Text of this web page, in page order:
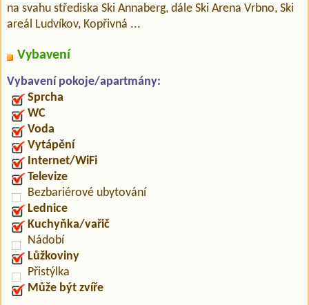
na svahu střediska Ski Annaberg, dále Ski Arena Vrbno, Ski
areál Ludvíkov, Kopřivná ...
Vybavení
Vybavení pokoje/apartmány:
Sprcha
WC
Voda
Vytápění
Internet/WiFi
Televize
Bezbariérové ubytování
Lednice
Kuchyňka/vařič
Nádobí
Lůžkoviny
Přistýlka
Může být zvíře